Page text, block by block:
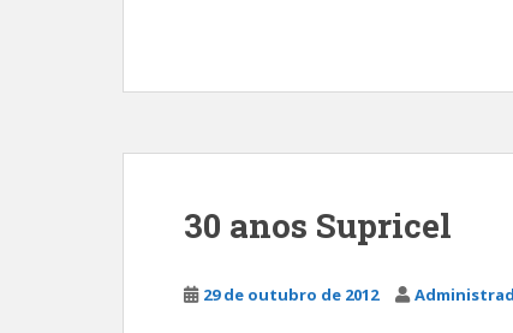
30 anos Supricel
29 de outubro de 2012